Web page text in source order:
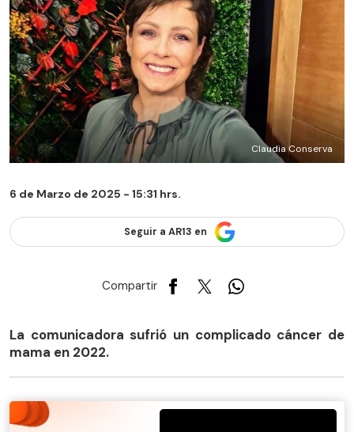
Claudia Conserva
6 de Marzo de 2025 - 15:31 hrs.
Seguir a AR13 en
Compartir
La comunicadora sufrió un complicado cáncer de
mama en 2022.